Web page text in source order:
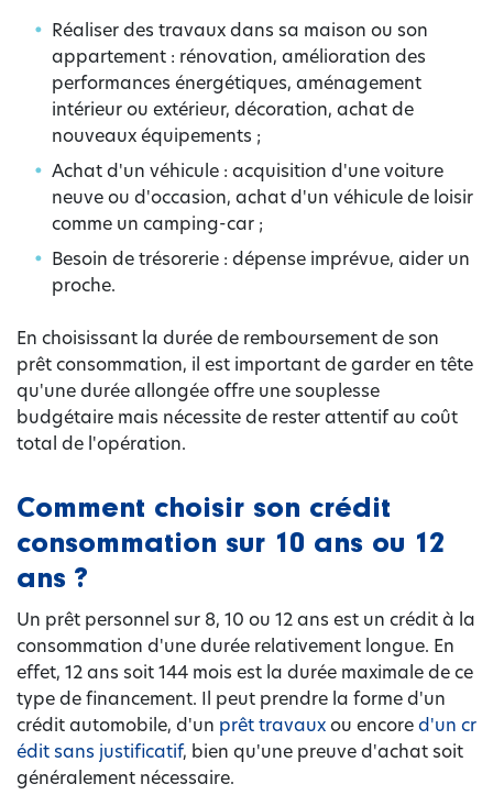
Réaliser des travaux dans sa maison ou son
appartement : rénovation, amélioration des
performances énergétiques, aménagement
intérieur ou extérieur, décoration, achat de
nouveaux équipements ;
Achat d'un véhicule : acquisition d'une voiture
neuve ou d'occasion, achat d'un véhicule de loisir
comme un camping-car ;
Besoin de trésorerie : dépense imprévue, aider un
proche.
En choisissant la durée de remboursement de son
prêt consommation, il est important de garder en tête
qu'une durée allongée offre une souplesse
budgétaire mais nécessite de rester attentif au coût
total de l'opération.
Comment choisir son crédit
consommation sur 10 ans ou 12
ans ?
Un prêt personnel sur 8, 10 ou 12 ans est un crédit à la
consommation d'une durée relativement longue. En
effet, 12 ans soit 144 mois est la durée maximale de ce
type de financement. Il peut prendre la forme d'un
crédit automobile, d'un prêt travauxou encored'un cr
édit sans justificatif, bien qu'une preuve d'achat soit
généralement nécessaire.